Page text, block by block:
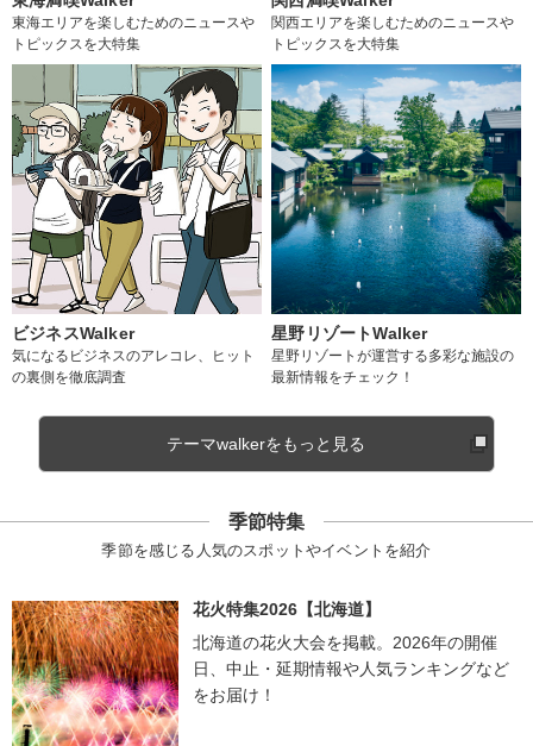
東海エリアを楽しむためのニュースや
トピックスを大特集
関西エリアを楽しむためのニュースや
トピックスを大特集
ビジネスWalker
気になるビジネスのアレコレ、ヒット
の裏側を徹底調査
星野リゾートWalker
星野リゾートが運営する多彩な施設の
最新情報をチェック！
テーマwalkerをもっと見る
季節特集
季節を感じる人気のスポットやイベントを紹介
花火特集2026【北海道】
北海道の花火大会を掲載。2026年の開催
日、中止・延期情報や人気ランキングなど
をお届け！